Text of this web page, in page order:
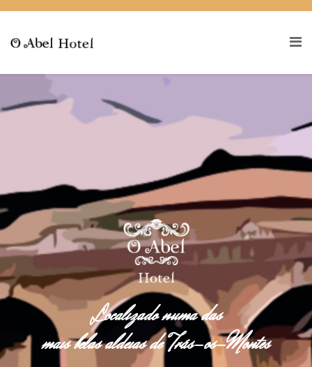
Localizado numa das
mais belas aldeias de Trás-os-Montes